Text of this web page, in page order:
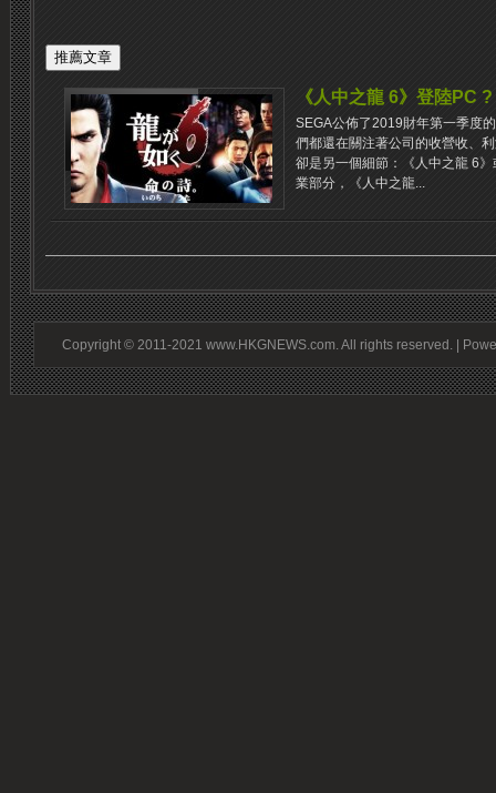
《人中之龍 6》登陸PC ?
SEGA公佈了2019財年第一季度
們都還在關注著公司的收營收、
卻是另一個細節：《人中之龍 6
業部分，《人中之龍...
Copyright © 2011-2021 www.HKGNEWS.com. All rights reserved. |